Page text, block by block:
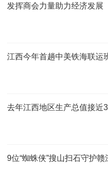
发挥商会力量助力经济发展
江西今年首趟中美铁海联运
去年江西地区生产总值接近
9位“蜘蛛侠”搜山扫石守护赣